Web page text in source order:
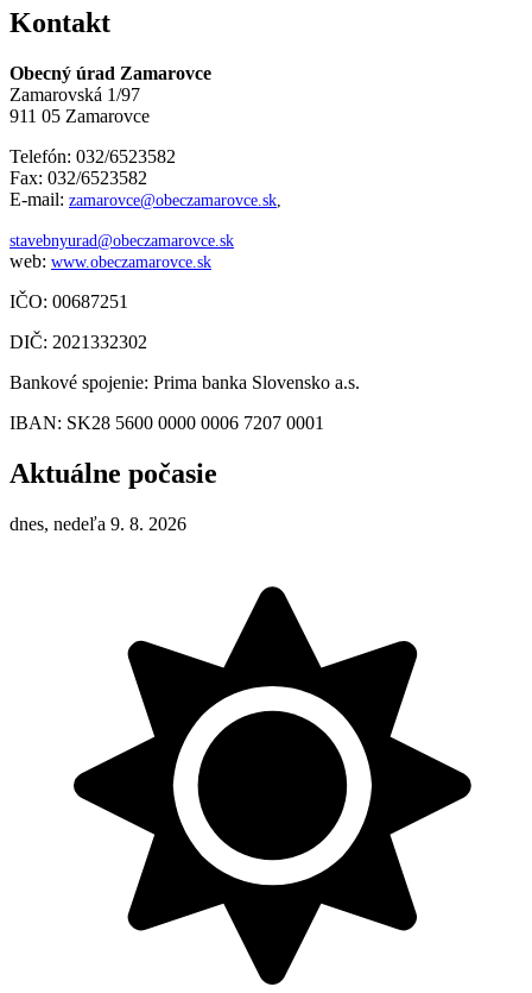
Kontakt
Obecný úrad Zamarovce
Zamarovská 1/97
911 05 Zamarovce
Telefón: 032/6523582
Fax: 032/6523582
E-mail: zamarovce@obeczamarovce.sk
stavebnyurad@obeczamarovce.sk
web: www.obeczamarovce.sk
IČO: 00687251
DIČ: 2021332302
Bankové spojenie: Prima banka Slovensko a.s.
IBAN: SK28 5600 0000 0006 7207 0001
Aktuálne počasie
dnes, nedeľa 9. 8. 2026